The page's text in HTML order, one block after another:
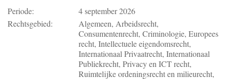
Periode:
4 september 2026
Rechtsgebied:
Algemeen, Arbeidsrecht,
Consumentenrecht, Criminologie, Europees
recht, Intellectuele eigendomsrecht,
Internationaal Privaatrecht, Internationaal
Publiekrecht, Privacy en ICT recht,
Ruimtelijke ordeningsrecht en milieurecht,